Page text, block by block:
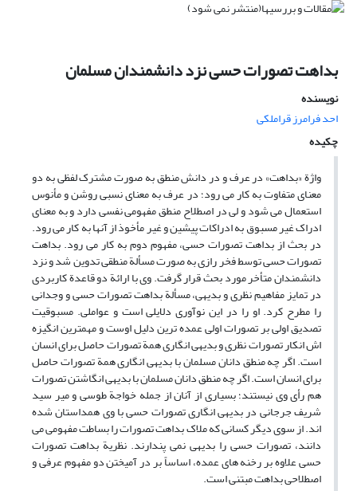
بداهت تصورات حسی نزد دانشمندان مسلمان
نویسنده
احد فرامرز قراملکی
چکیده
واژة «بداهت» در عرف و در دانش منطق به صورت مشترک لفظی به دو
معنای متفاوت به کار می رود؛ در عرف به معنای نسبی روشن و مأنوس
استعمال می شود و لی در اصطلاح منطق مفهومی نفسی دارد و به معنای
ادراک غیر مسبوق به ادراکات پیشین و غیر مأخوذ از آنها به کار می رود.
در بحث از بداهت تصورات حسی، مفهوم دوم به کار می رود. بداهت
تصورات حسی توسط فخر رازی به صورت مسألة منطقی تدوین شد و نزد
دانشمندان متأخر مورد بحث قرار گرفت. وی با ارائة دو قاعدة کاربردی
در تمایز مفاهیم نظری و بدیهی، مسألة بداهت تصورات حسی و وجدانی
را مطرح کرد. او را در این نوآوری دلایلی است و عواملی. مسبوقیت
تصدیق اولی بر تصورات اولی عمده ترین دلیل اوست و مهمترین انگیزه
اش انکار تصورات نظری و بدیهی انگاری همة تصورات حاصل برای انسان
است. اگر چه منطق دانان مسلمان با بدیهی انگاری همة تصورات حاصل
برای انسان است. اگر چه منطق دانان مسلمان با بدیهی انگاشتن تصورات
هم رأی وی نیستند؛ بسیاری از آنان از جمله خواجة طوسی و میر سید
شریف جرجانی در بدیهی انگاری تصورات حسی با وی همداستان شده
اند. از سوی دیگر کسانی که ملاک بداهت تصورات را بساطت مفهومی می
دانند، تصورات حسی را بدیهی نمی پندارند. نظریة بداهت تصورات
حسی علاوه بر رخنه های عمده، اساساً بر در آمیختن دو مفهوم عرفی و
اصطلاحی بداهت مبتنی است.